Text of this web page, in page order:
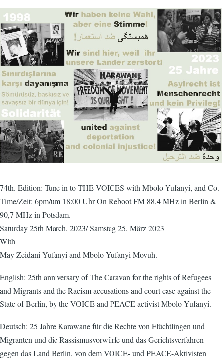
74th. Edition: Tune in to THE VOICES with Mbolo Yufanyi, and Co.
Time/Zeit: 6pm/um 18:00 Uhr On Reboot FM 88,4 MHz in Berlin &
90,7 MHz in Potsdam.
Saturday 25th March. 2023/ Samstag 25. März 2023
With
May Zeidani Yufanyi and Mbolo Yufanyi Movuh.
English: 25th anniversary of The Caravan for the rights of Refugees
and Migrants and the Racism accusations and court case against the
State of Berlin, by the VOICE and PEACE activist Mbolo Yufanyi.
Deutsch: 25 Jahre Karawane für die Rechte von Flüchtlingen und
Migranten und die Rassismusvorwürfe und das Gerichtsverfahren
gegen das Land Berlin, von dem VOICE- und PEACE-Aktivisten